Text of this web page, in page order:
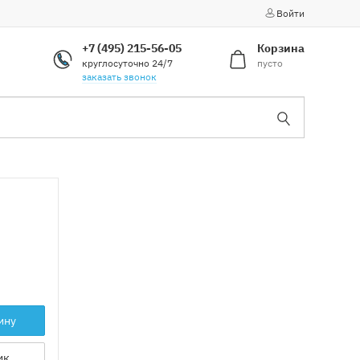
Войти
+7 (495) 215-56-05
круглосуточно 24/7
заказать звонок
Корзина
пусто